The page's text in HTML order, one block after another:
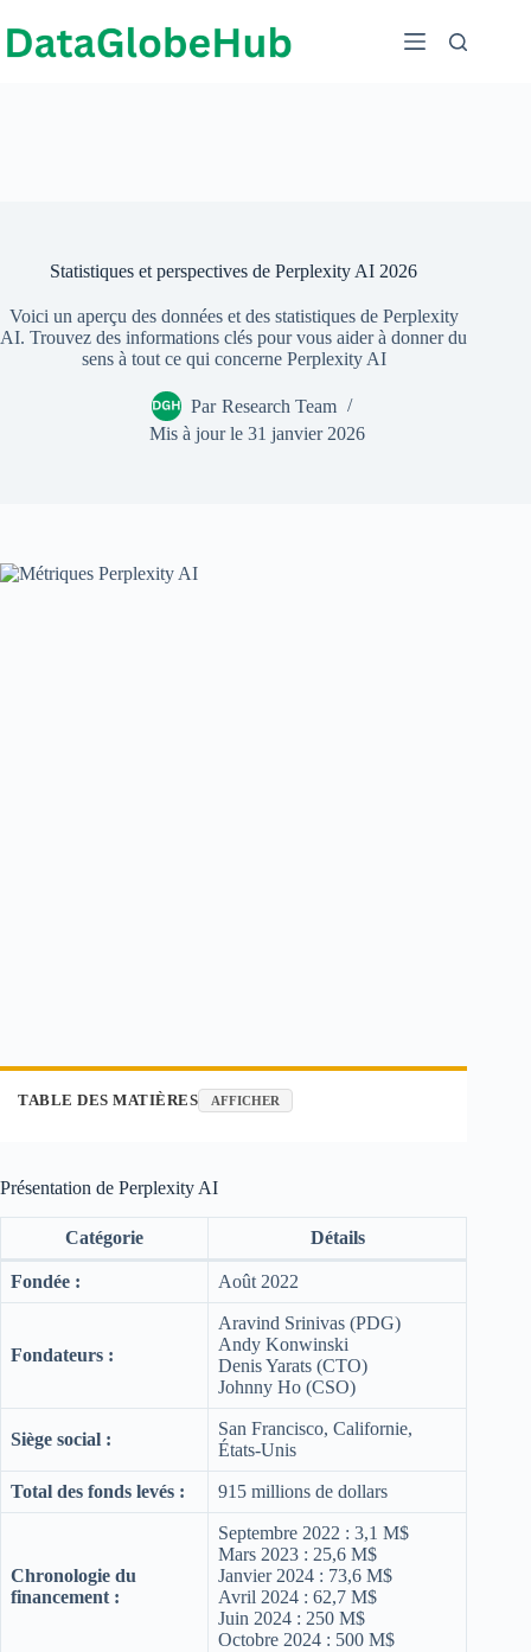
au
contenu
Statistiques et perspectives de Perplexity AI 2026
Voici un aperçu des données et des statistiques de Perplexity
AI. Trouvez des informations clés pour vous aider à donner du
sens à tout ce qui concerne Perplexity AI
Par Research Team
Mis à jour le 31 janvier 2026
TABLE DES MATIÈRES AFFICHER
Présentation de Perplexity AI
Catégorie Détails
Fondée : Août 2022
Fondateurs :
Aravind Srinivas (PDG)
Andy Konwinski
Denis Yarats (CTO)
Johnny Ho (CSO)
Siège social :
San Francisco, Californie,
États-Unis
Total des fonds levés : 915 millions de dollars
Chronologie du
financement :
Septembre 2022 : 3,1 M$
Mars 2023 : 25,6 M$
Janvier 2024 : 73,6 M$
Avril 2024 : 62,7 M$
Juin 2024 : 250 M$
Octobre 2024 : 500 M$